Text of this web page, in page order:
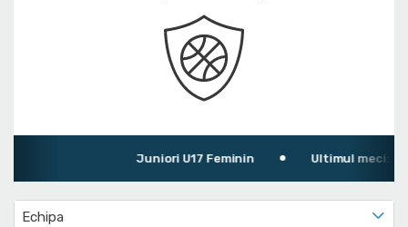
Juniori U17 Feminin Ultimul meci:
Echipa